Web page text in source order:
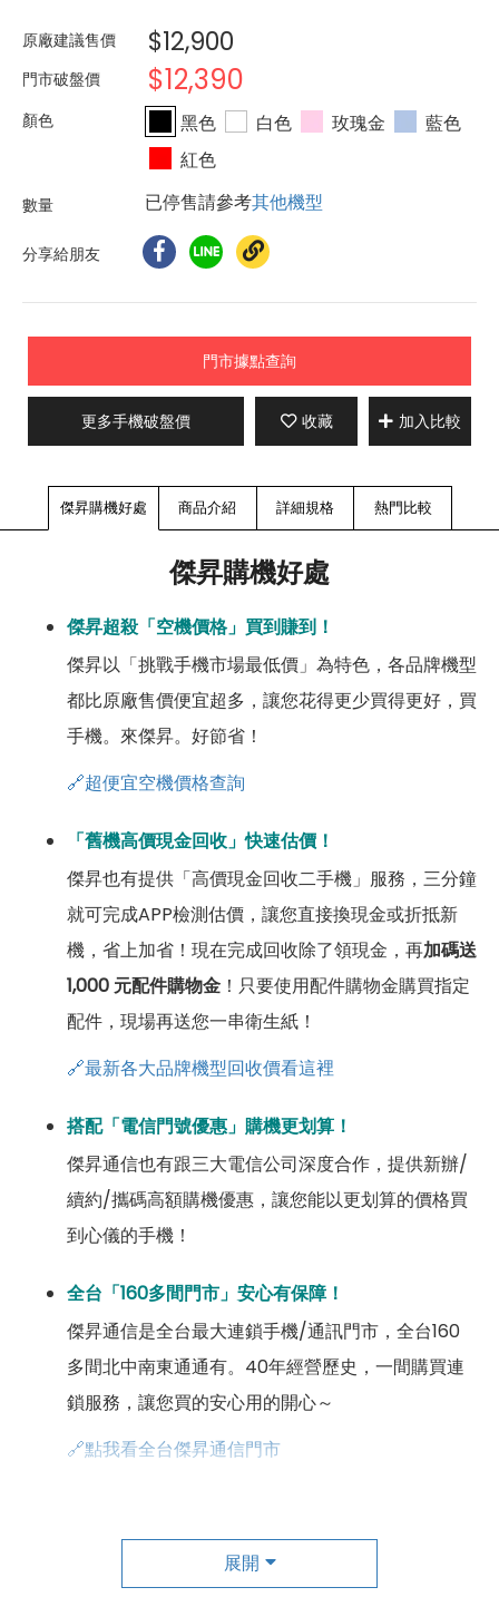
原廠建議售價 $12,900
門市破盤價 $12,390
黑色 白色 玫瑰金
藍色
紅色
已停售請參考其他機型
分享給朋友
門市據點查詢
更多手機破盤價 收藏 加入比較
傑昇購機好處 商品介紹 詳細規格 熱門比較
傑昇購機好處
傑昇超殺「空機價格」買到賺到！
傑昇以「挑戰手機市場最低價」為特色，各品牌機型
都比原廠售價便宜超多，讓您花得更少買得更好，買
手機。來傑昇。好節省！
🔗超便宜空機價格查詢
「舊機高價現金回收」快速估價！
傑昇也有提供「高價現金回收二手機」服務，三分鐘
就可完成APP檢測估價，讓您直接換現金或折抵新
機，省上加省！現在完成回收除了領現金，再加碼送
1,000 元配件購物金 ！只要使用配件購物金購買指定
配件，現場再送您一串衛生紙！
🔗最新各大品牌機型回收價看這裡
搭配「電信門號優惠」購機更划算！
傑昇通信也有跟三大電信公司深度合作，提供新辦/
續約/攜碼高額購機優惠，讓您能以更划算的價格買
到心儀的手機！
全台「160多間門市」安心有保障！
傑昇通信是全台最大連鎖手機/通訊門市，全台160
多間北中南東通通有。40年經營歷史，一間購買連
鎖服務，讓您買的安心用的開心～
🔗點我看全台傑昇通信門市
傑昇尊榮會員除了可以「消費集點兌換商品」，每半
年還有「200元配件購物金」，每年再送「VIP生日
展開